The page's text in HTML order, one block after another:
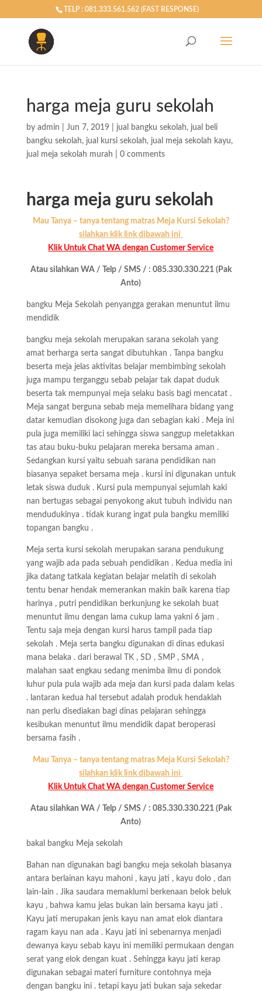
TELP : 081.333.561.562 (FAST RESPONSE)
harga meja guru sekolah
by admin Jun 7, 2019| jual bangku sekolah, jual beli
bangku sekolah, jual kursi sekolah, jual meja sekolah kayu,
jual meja sekolah murah
0 comments
harga meja guru sekolah
Mau Tanya – tanya tentang matras Meja Kursi Sekolah?
silahkan klik link dibawah ini
Klik Untuk Chat WA dengan Customer Service
Atau silahkan WA / Telp / SMS / : 085.330.330.221 (Pak
Anto)
bangku Meja Sekolah penyangga gerakan menuntut ilmu
mendidik
bangku meja sekolah merupakan sarana sekolah yang
amat berharga serta sangat dibutuhkan . Tanpa bangku
beserta meja jelas aktivitas belajar membimbing sekolah
juga mampu terganggu sebab pelajar tak dapat duduk
beserta tak mempunyai meja selaku basis bagi mencatat .
Meja sangat berguna sebab meja memelihara bidang yang
datar kemudian disokong juga dan sebagian kaki . Meja ini
pula juga memiliki laci sehingga siswa sanggup meletakkan
tas atau buku-buku pelajaran mereka bersama aman .
Sedangkan kursi yaitu sebuah sarana pendidikan nan
biasanya sepaket bersama meja . kursi ini digunakan untuk
letak siswa duduk . Kursi pula mempunyai sejumlah kaki
nan bertugas sebagai penyokong akut tubuh individu nan
mendudukinya . tidak kurang ingat pula bangku memiliki
topangan bangku .
Meja serta kursi sekolah merupakan sarana pendukung
yang wajib ada pada sebuah pendidikan . Kedua media ini
jika datang tatkala kegiatan belajar melatih di sekolah
tentu benar hendak memerankan makin baik karena tiap
harinya , putri pendidikan berkunjung ke sekolah buat
menuntut ilmu dengan lama cukup lama yakni 6 jam .
Tentu saja meja dengan kursi harus tampil pada tiap
sekolah . Meja serta bangku digunakan di dinas edukasi
mana belaka . dari berawal TK , SD , SMP , SMA ,
malahan saat engkau sedang menimba ilmu di pondok
luhur pula pula wajib ada meja dan kursi pada dalam kelas
. lantaran kedua hal tersebut adalah produk hendaklah
nan perlu disediakan bagi dinas pelajaran sehingga
kesibukan menuntut ilmu mendidik dapat beroperasi
bersama fasih .
Mau Tanya – tanya tentang matras Meja Kursi Sekolah?
silahkan klik link dibawah ini
Klik Untuk Chat WA dengan Customer Service
Atau silahkan WA / Telp / SMS / : 085.330.330.221 (Pak
Anto)
bakal bangku Meja sekolah
Bahan nan digunakan bagi bangku meja sekolah biasanya
antara berlainan kayu mahoni , kayu jati , kayu dolo , dan
lain-lain . Jika saudara memaklumi berkenaan belok beluk
kayu , bahwa kamu jelas bukan lain bersama kayu jati .
Kayu jati merupakan jenis kayu nan amat elok diantara
ragam kayu nan ada . Kayu jati ini sebenarnya menjadi
dewanya kayu sebab kayu ini memiliki permukaan dengan
serat yang elok dengan kuat . Sehingga kayu jati kerap
digunakan sebagai materi furniture contohnya meja
dengan bangku ini . tetapi kayu jati bukan saja sekedar